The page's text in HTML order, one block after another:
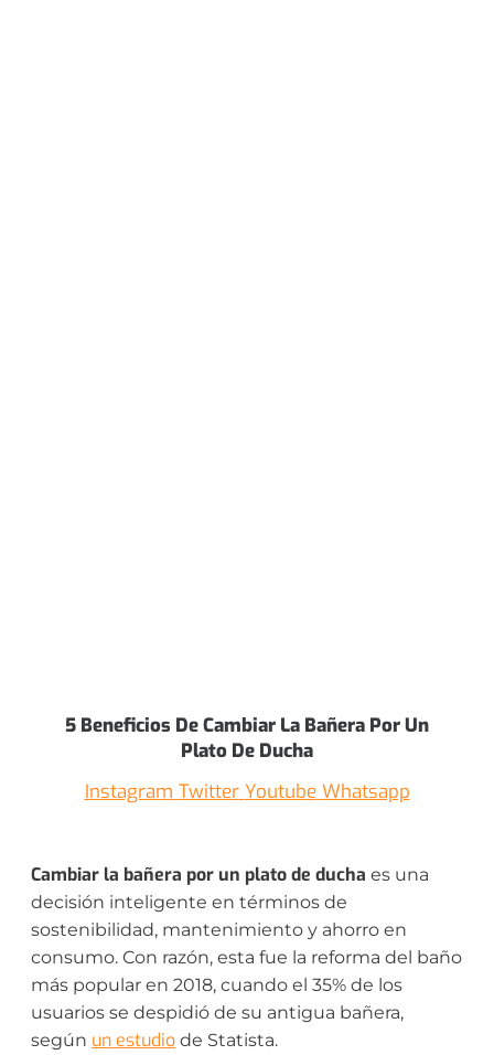
5 Beneficios De Cambiar La Bañera Por Un
Plato De Ducha
Instagram Twitter Youtube Whatsapp
Cambiar la bañera por un plato de ducha es una
decisión inteligente en términos de
sostenibilidad, mantenimiento y ahorro en
consumo. Con razón, esta fue la reforma del baño
más popular en 2018, cuando el 35% de los
usuarios se despidió de su antigua bañera,
según un estudio de Statista.